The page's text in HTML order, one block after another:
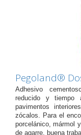
Pegoland®
Adhesivo
reducido y tiempo
pavimentos
zócalos. Para el
porcelánico, mármol
de agarre, buena